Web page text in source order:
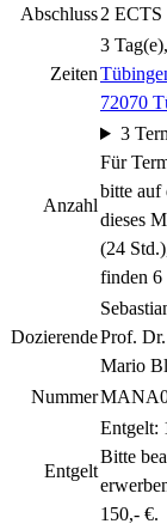
Abschluss2 ECTS
Zeiten
3
72070
Anzahl
3
Für
bitte auf
dieses
(24
finden 6
DozierendeProf.
Mario
Nummer
Entgelt
Entgelt:
Bitte
150,- €.